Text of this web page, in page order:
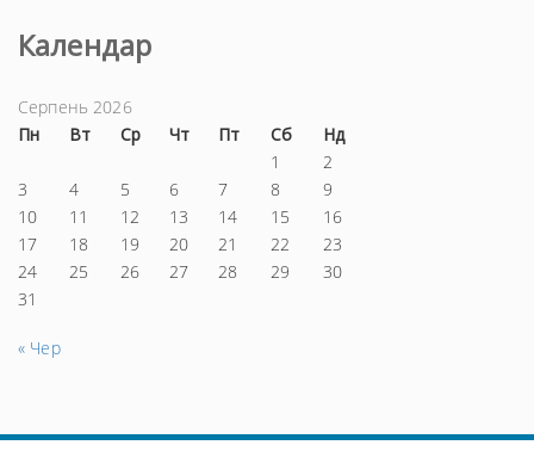
Календар
Серпень 2026
Пн
Вт Ср Чт Пт Сб
Нд
1
2
3
4 5 6 7 8
9
10
11 12 13 14 15
16
17
18 19 20 21 22
23
24
25 26 27 28 29
30
31
« Чер